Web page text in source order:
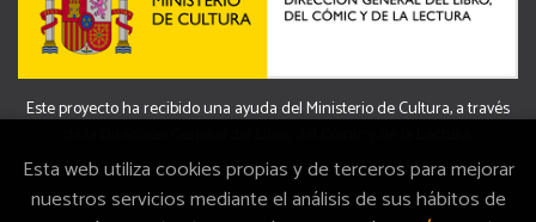
Este proyecto ha recibido una ayuda del Ministerio de Cultura, a través
Esta web utiliza cookies propias y de terceros para mejorar
nuestros servicios mediante el análisis de sus hábitos de